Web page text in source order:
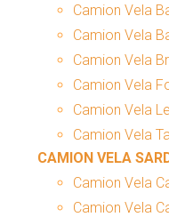
Camion Vela
Camion Vela
Camion Vela
Camion Vela
Camion Vela
Camion Vela
CAMION VELA
Camion Vela
Camion Vela